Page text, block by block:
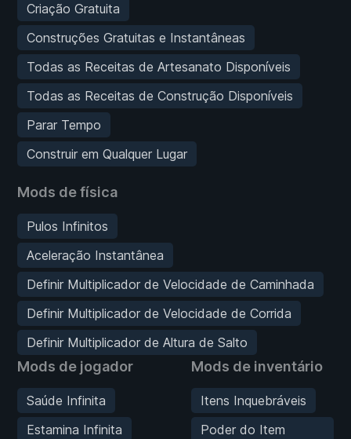
Criação Gratuita
Construções Gratuitas e Instantâneas
Todas as Receitas de Artesanato Disponíveis
Todas as Receitas de Construção Disponíveis
Parar Tempo
Construir em Qualquer Lugar
Mods de física
Pulos Infinitos
Aceleração Instantânea
Definir Multiplicador de Velocidade de Caminhada
Definir Multiplicador de Velocidade de Corrida
Definir Multiplicador de Altura de Salto
Mods de jogador
Saúde Infinita
Estamina Infinita
Mods de inventário
Itens Inquebráveis
Poder do Item